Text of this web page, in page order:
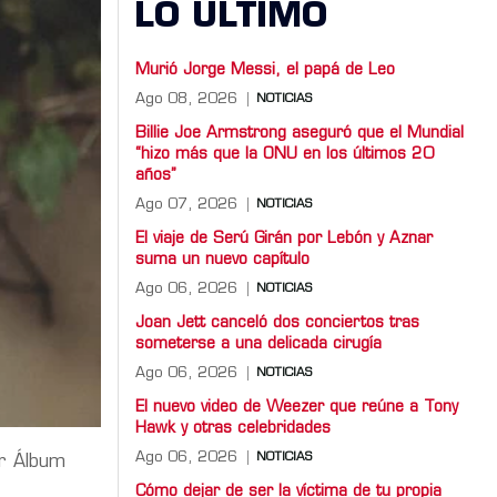
Álbum
LO ULTIMO
Murió Jorge Messi, el papá de Leo
Ago 08, 2026 NOTICIAS
Billie Joe Armstrong aseguró que el Mundial
“hizo más que la ONU en los últimos 20
años”
Ago 07, 2026 NOTICIAS
El viaje de Serú Girán por Lebón y Aznar
suma un nuevo capítulo
Ago 06, 2026 NOTICIAS
Joan Jett canceló dos conciertos tras
someterse a una delicada cirugía
Ago 06, 2026 NOTICIAS
El nuevo video de Weezer que reúne a Tony
Hawk y otras celebridades
Ago 06, 2026 NOTICIAS
Cómo dejar de ser la víctima de tu propia